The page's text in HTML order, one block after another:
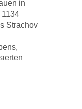
in
1134
Strachov